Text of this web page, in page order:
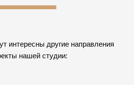
интересны другие направления
нашей студии: